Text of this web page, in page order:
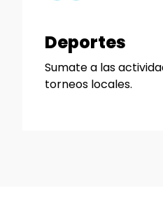
Deportes
Sumate a las
torneos locales.